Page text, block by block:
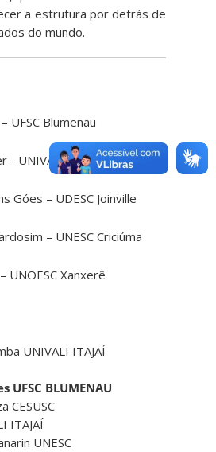
a estrutura por detrás de
do mundo.
UFSC Blumenau
- UNIVALI Itajaí
Góes – UDESC Joinville
– UNESC Criciúma
UNOESC Xanxerê
UNIVALI ITAJAÍ
UFSC BLUMENAU
CESUSC
ITAJAÍ
UNESC